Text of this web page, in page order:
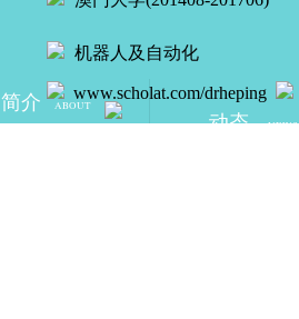
机器人及自动化
www.scholat.com/drheping
简介ABOUT
动态NEWS